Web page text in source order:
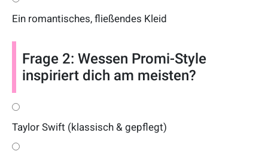
Ein romantisches, fließendes Kleid
Frage 2: Wessen Promi-Style
inspiriert dich am meisten?
Taylor Swift (klassisch & gepflegt)